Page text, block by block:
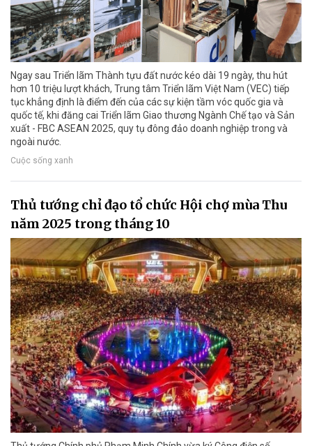
Ngay sau Triển lãm Thành tựu đất nước kéo dài 19 ngày, thu hút
hơn 10 triệu lượt khách, Trung tâm Triển lãm Việt Nam (VEC) tiếp
tục khẳng định là điểm đến của các sự kiện tầm vóc quốc gia và
quốc tế, khi đăng cai Triển lãm Giao thương Ngành Chế tạo và Sản
xuất - FBC ASEAN 2025, quy tụ đông đảo doanh nghiệp trong và
ngoài nước.
Cuộc sống xanh
Thủ tướng chỉ đạo tổ chức Hội chợ mùa Thu
năm 2025 trong tháng 10